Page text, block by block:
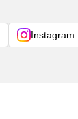
Instagram